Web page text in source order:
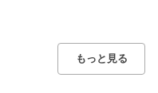
もっと見る